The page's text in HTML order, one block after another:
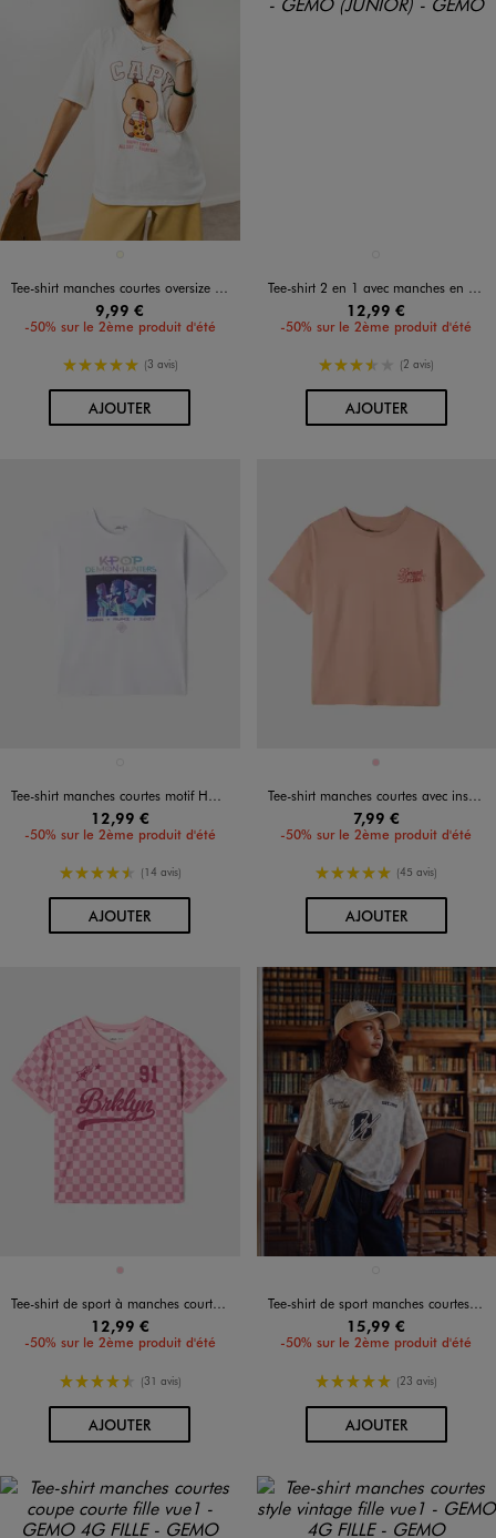
Tee-shirt manches courtes oversize imprimé fille - Capyfun
9,99 €
-50% sur le 2ème produit d'été
5/5 de moyenne
(3 avis)
AJOUTERAU PANIER
Tee-shirt 2 en 1 avec manches en dentelle fille
12,99 €
-50% sur le 2ème produit d'été
3.5/5 de moyenne
(2 avis)
AJOUTERAU PANIER
Tee-shirt manches courtes motif Huntrix fille - K-Pop Demon Hunters
12,99 €
-50% sur le 2ème produit d'été
4.5/5 de moyenne
(14 avis)
AJOUTERAU PANIER
Disponible en 1 coloris
ROSE
Tee-shirt manches courtes avec inscriptions buste et dos fille
7,99 €
-50% sur le 2ème produit d'été
5/5 de moyenne
(45 avis)
AJOUTERAU PANIER
Disponible en 1 coloris
ROSE
Tee-shirt de sport à manches courtes fille
12,99 €
-50% sur le 2ème produit d'été
4.5/5 de moyenne
(31 avis)
AJOUTERAU PANIER
Tee-shirt de sport manches courtes coupe large fille - Camps United
15,99 €
-50% sur le 2ème produit d'été
5/5 de moyenne
(23 avis)
AJOUTERAU PANIER